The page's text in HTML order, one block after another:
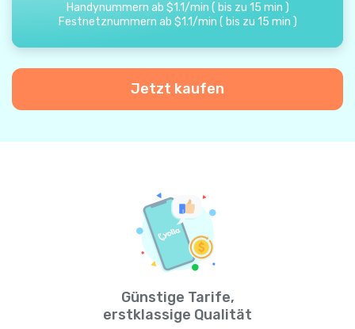
Handynummern ab $1.1/min ( bis zu 15 min )
Festnetznummern ab $1.1/min ( bis zu 15 min )
Jetzt kaufen
Günstige Tarife,
erstklassige Qualität